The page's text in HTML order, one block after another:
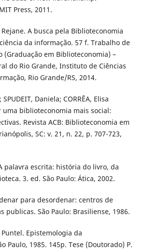
Press, 2011.
Rejane. A busca pela Biblioteconomia
da informação. 57 f. Trabalho de
(Graduação em Biblioteconomia) –
do Rio Grande, Instituto de Ciências
Rio Grande/RS, 2014.
Daniela; CORRÊA, Elisa
uma biblioteconomia mais social:
Revista ACB: Biblioteconomia em
SC: v. 21, n. 22, p. 707-723,
palavra escrita: história do livro, da
3. ed. São Paulo: Ática, 2002.
para desordenar: centros de
publicas. São Paulo: Brasiliense, 1986.
Puntel. Epistemologia da
Paulo, 1985. 145p. Tese (Doutorado) P.